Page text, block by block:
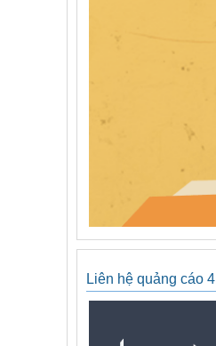
Liên hệ quảng cáo 4